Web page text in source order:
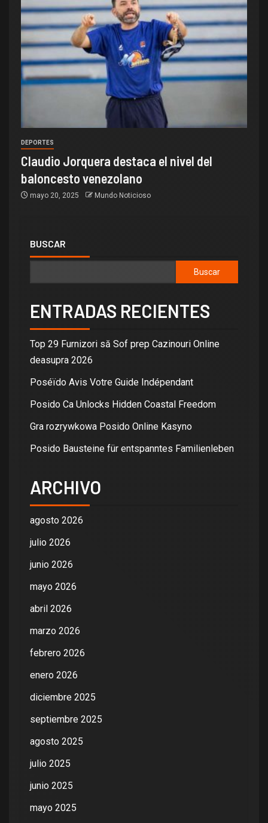
DEPORTES
Claudio Jorquera destaca el nivel del
baloncesto venezolano
mayo 20, 2025 Mundo Noticioso
BUSCAR
Buscar
ENTRADAS RECIENTES
Top 29 Furnizori să Sof prep Cazinouri Online
deasupra 2026
Poséïdo Avis Votre Guide Indépendant
Posido Ca Unlocks Hidden Coastal Freedom
Gra rozrywkowa Posido Online Kasyno
Posido Bausteine für entspanntes Familienleben
ARCHIVO
agosto 2026
julio 2026
junio 2026
mayo 2026
abril 2026
marzo 2026
febrero 2026
enero 2026
diciembre 2025
septiembre 2025
agosto 2025
julio 2025
junio 2025
mayo 2025